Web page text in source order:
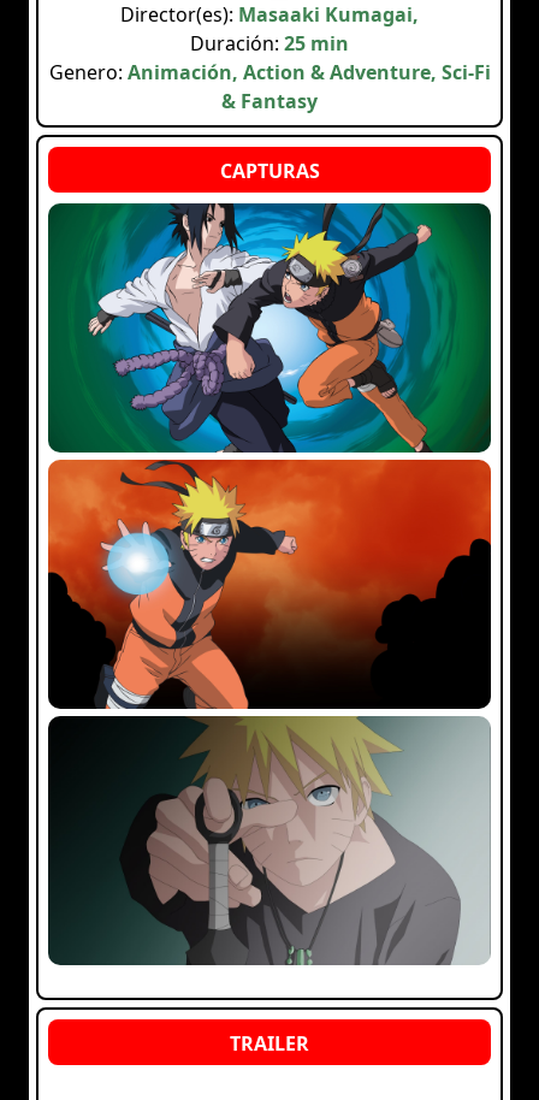
Director(es): Masaaki Kumagai,
Duración: 25 min
Genero: Animación, Action & Adventure, Sci-Fi
& Fantasy